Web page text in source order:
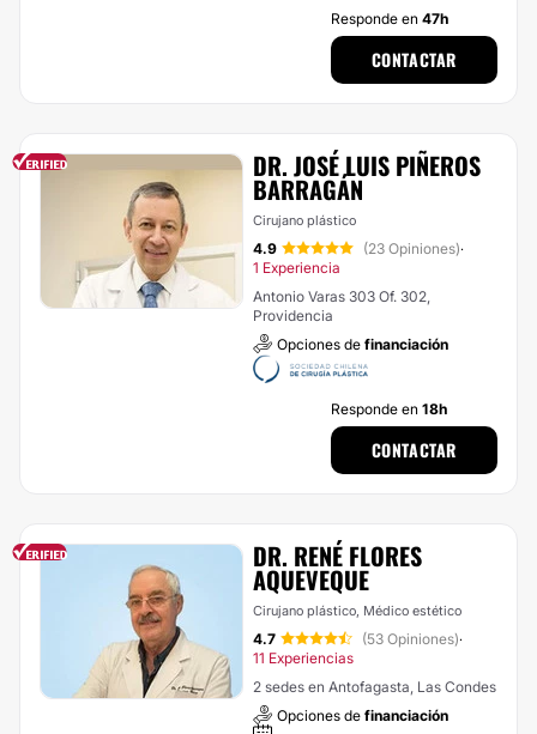
Responde en 47h
CONTACTAR
DR. JOSÉ LUIS PIÑEROS
BARRAGÁN
Cirujano plástico
4.9 (23 Opiniones)·
1 Experiencia
Antonio Varas 303 Of. 302,
Providencia
Opciones de financiación
Responde en 18h
CONTACTAR
DR. RENÉ FLORES
AQUEVEQUE
Cirujano plástico, Médico estético
4.7 (53 Opiniones)·
11 Experiencias
2 sedes en Antofagasta, Las Condes
Opciones de financiación